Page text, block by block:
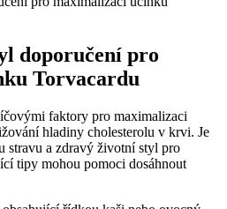
doporučení pro
Torvacardu
faktory pro maximalizaci
hladiny cholesterolu v krvi. Je
stravu a zdravý životní styl pro
tipy mohou pomoci dosáhnout